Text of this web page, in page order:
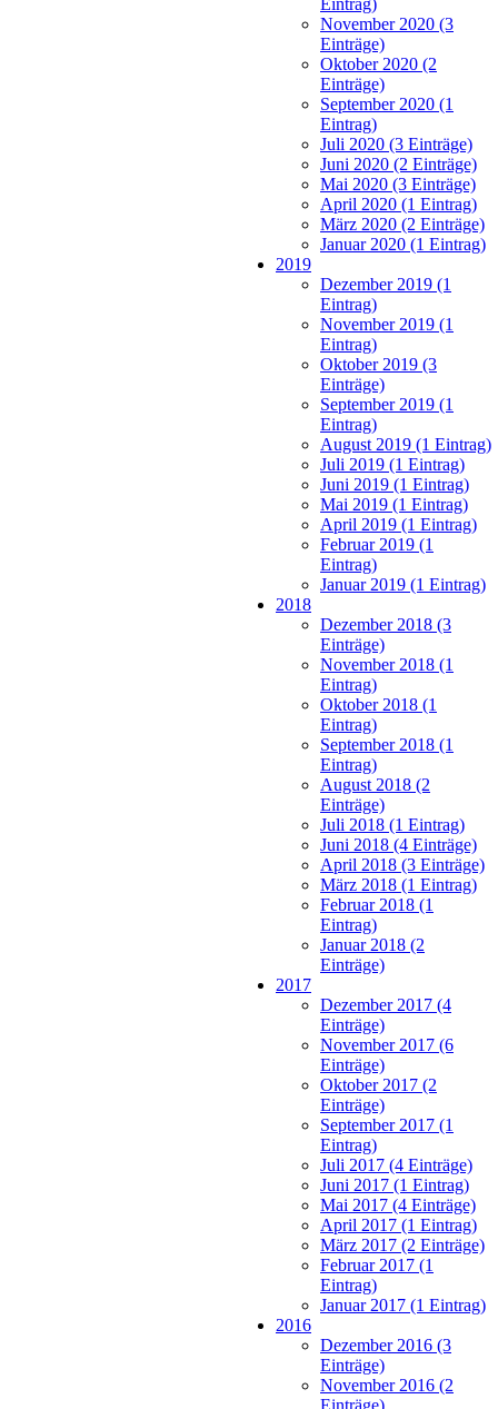
November 2020 (3
Einträge)
Oktober 2020 (2
Einträge)
September 2020 (1
Eintrag)
Juli 2020 (3 Einträge)
Juni 2020 (2 Einträge)
Mai 2020 (3 Einträge)
April 2020 (1 Eintrag)
März 2020 (2 Einträge)
Januar 2020 (1 Eintrag)
2019
Dezember 2019 (1
Eintrag)
November 2019 (1
Eintrag)
Oktober 2019 (3
Einträge)
September 2019 (1
Eintrag)
August 2019 (1 Eintrag)
Juli 2019 (1 Eintrag)
Juni 2019 (1 Eintrag)
Mai 2019 (1 Eintrag)
April 2019 (1 Eintrag)
Februar 2019 (1
Eintrag)
Januar 2019 (1 Eintrag)
2018
Dezember 2018 (3
Einträge)
November 2018 (1
Eintrag)
Oktober 2018 (1
Eintrag)
September 2018 (1
Eintrag)
August 2018 (2
Einträge)
Juli 2018 (1 Eintrag)
Juni 2018 (4 Einträge)
April 2018 (3 Einträge)
März 2018 (1 Eintrag)
Februar 2018 (1
Eintrag)
Januar 2018 (2
Einträge)
2017
Dezember 2017 (4
Einträge)
November 2017 (6
Einträge)
Oktober 2017 (2
Einträge)
September 2017 (1
Eintrag)
Juli 2017 (4 Einträge)
Juni 2017 (1 Eintrag)
Mai 2017 (4 Einträge)
April 2017 (1 Eintrag)
März 2017 (2 Einträge)
Februar 2017 (1
Eintrag)
Januar 2017 (1 Eintrag)
2016
Dezember 2016 (3
Einträge)
November 2016 (2
Einträge)